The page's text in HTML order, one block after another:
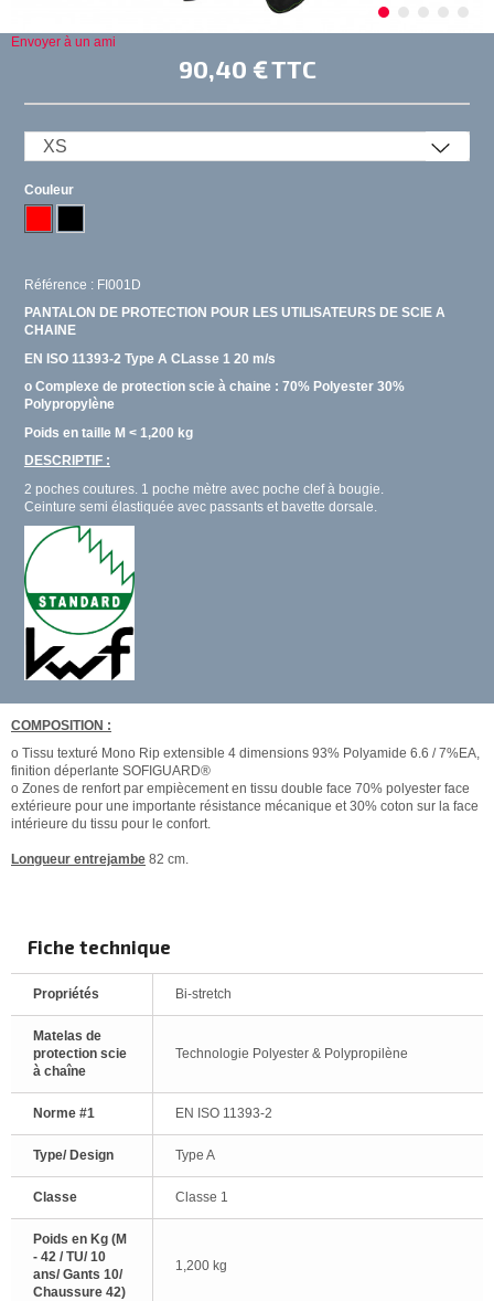
Envoyer à un ami
90,40 €TTC
Couleur
Référence : FI001D
PANTALON DE PROTECTION POUR LES UTILISATEURS DE SCIE A
CHAINE
EN ISO 11393-2 Type A CLasse 1 20 m/s
o Complexe de protection scie à chaine : 70% Polyester 30%
Polypropylène
Poids en taille M < 1,200 kg
DESCRIPTIF :
2 poches coutures. 1 poche mètre avec poche clef à bougie.
Ceinture semi élastiquée avec passants et bavette dorsale.
COMPOSITION :
o Tissu texturé Mono Rip extensible 4 dimensions 93% Polyamide 6.6 / 7%EA,
finition déperlante SOFIGUARD®
o Zones de renfort par empiècement en tissu double face 70% polyester face
extérieure pour une importante résistance mécanique et 30% coton sur la face
intérieure du tissu pour le confort.
Longueur entrejambe 82 cm.
Fiche technique
Propriétés Bi-stretch
Matelas de
protection scie
à chaîne
Technologie Polyester & Polypropilène
Norme #1 EN ISO 11393-2
Type/ Design Type A
Classe Classe 1
Poids en Kg (M
- 42 / TU/ 10
ans/ Gants 10/
Chaussure 42)
1,200 kg